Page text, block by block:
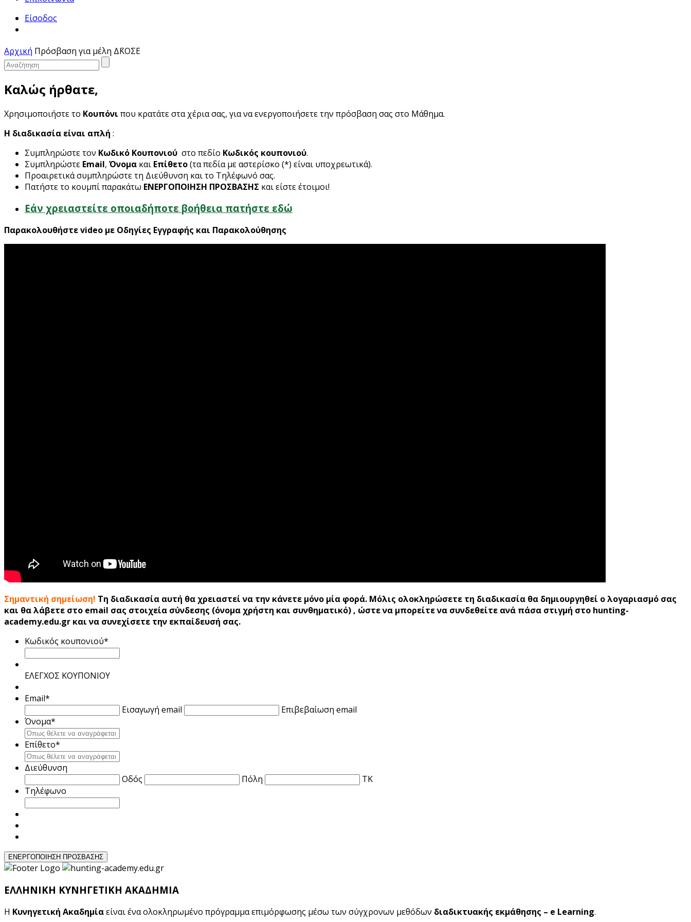
Είσοδος
Αρχική Πρόσβαση για μέλη Δ΄ΚΟΣΕ
Καλώς ήρθατε,
Χρησιμοποιήστε το Κουπόνι που κρατάτε στα χέρια σας, για να ενεργοποιήσετε την πρόσβαση σας στο Μάθημα.
Η διαδικασία είναι απλή :
Συμπληρώστε τον Κωδικό Κουπονιού στο πεδίο Κωδικός κουπονιού.
Συμπληρώστε Email, Όνομα και Επίθετο(τα πεδία με αστερίσκο (*) είναι υποχρεωτικά).
Προαιρετικά συμπληρώστε τη Διεύθυνση και το Τηλέφωνό σας.
Πατήστε το κουμπί παρακάτω ΕΝΕΡΓΟΠΟΙΗΣΗ ΠΡΟΣΒΑΣΗΣ και είστε έτοιμοι!
Εάν χρειαστείτε οποιαδήποτε βοήθεια πατήστε εδώ
Παρακολουθήστε video με Οδηγίες Εγγραφής και Παρακολούθησης
Σημαντική σημείωση! Τη διαδικασία αυτή θα χρειαστεί να την κάνετε μόνο μία φορά. Μόλις ολοκληρώσετε τη διαδικασία θα δημιουργηθεί ο λογαριασμό σας
και θα λάβετε στο email σας στοιχεία σύνδεσης (όνομα χρήστη και συνθηματικό) , ώστε να μπορείτε να συνδεθείτε ανά πάσα στιγμή στο hunting-
academy.edu.gr και να συνεχίσετε την εκπαίδευσή σας.
Κωδικός κουπονιού*
ΕΛΕΓΧΟΣ ΚΟΥΠΟΝΙΟΥ
Email*
Εισαγωγή email
Επιβεβαίωση email
Όνομα*
Επίθετο*
Διεύθυνση
Οδός
Πόλη
ΤΚ
Τηλέφωνο
ΕΛΛΗΝΙΚΗ ΚΥΝΗΓΕΤΙΚΗ ΑΚΑΔΗΜΙΑ
Η Κυνηγετική Ακαδημίαείναι ένα ολοκληρωμένο πρόγραμμα επιμόρφωσης μέσω των σύγχρονων μεθόδων διαδικτυακής εκμάθησης – e Learning.